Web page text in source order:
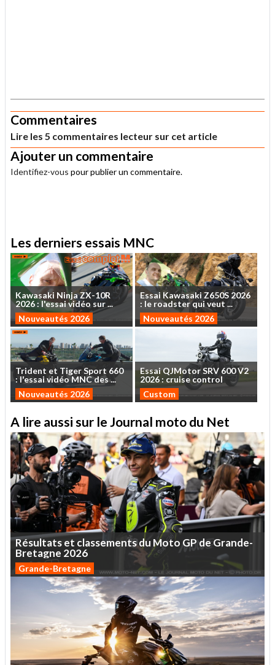
Commentaires
Lire les 5 commentaires lecteur sur cet article
Ajouter un commentaire
Identifiez-vous pour publier un commentaire.
Les derniers essais MNC
Kawasaki NinjaZX-10R
2026: l'essaividéo sur...
Nouveautés 2026
Essai KawasakiZ650S 2026
: le roadsterquiveut ...
Nouveautés 2026
Trident et TigerSport 660
: l'essaividéoMNCdes...
Nouveautés 2026
EssaiQJMotorSRV 600V2
2026 : cruise control
Custom
A lire aussi sur le Journal moto du Net
Résultatset classementsdu MotoGP de Grande-
Bretagne 2026
Grande-Bretagne